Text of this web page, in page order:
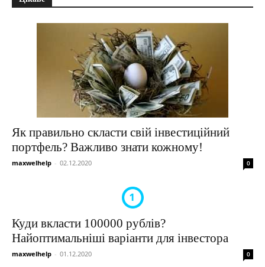
Як правильно скласти свій інвестиційний
портфель? Важливо знати кожному!
maxwelhelp - 02.12.2020 0
Куди вкласти 100000 рублів?
Найоптимальніші варіанти для інвестора
maxwelhelp - 01.12.2020 0